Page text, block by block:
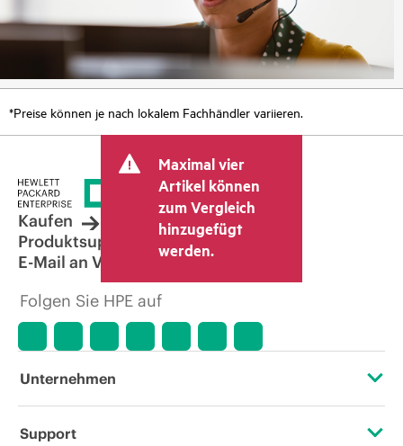
*Preise können je nach lokalem Fachhändler variieren.
Maximal vier
Artikel können
zum Vergleich
hinzugefügt
werden.
Kaufen
Produktsupport
E-Mail an Vertrieb
Folgen Sie HPE auf
Unternehmen
Über HPE
Support